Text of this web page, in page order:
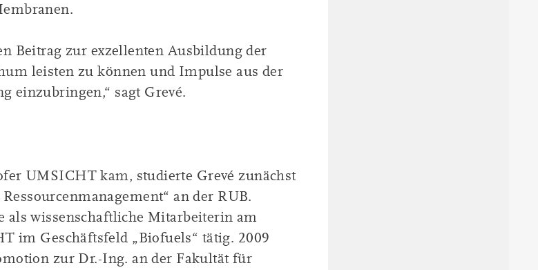
Beitrag zur exzellenten Ausbildung der
leisten zu können und Impulse aus der
einzubringen,“ sagt Grevé.
UMSICHT kam, studierte Grevé zunächst
an der RUB.
als wissenschaftliche Mitarbeiterin am
im Geschäftsfeld „Biofuels“ tätig. 2009
zur Dr.-Ing. an der Fakultät für